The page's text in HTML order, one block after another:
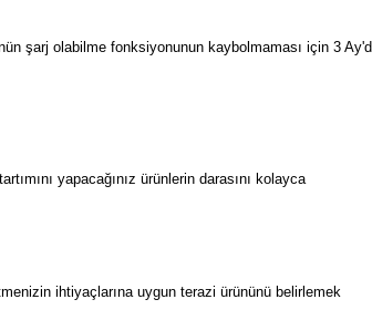
şarj olabilme fonksiyonunun kaybolmaması için 3
yapacağınız ürünlerin darasını kolayca
ihtiyaçlarına uygun terazi ürününü belirlemek